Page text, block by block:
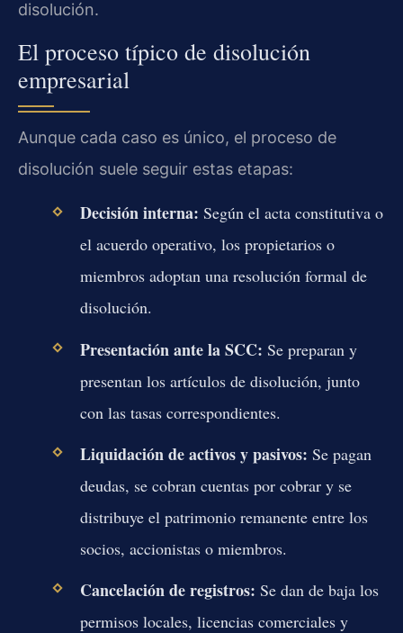
disolución.
El proceso típico de disolución
empresarial
Aunque cada caso es único, el proceso de
disolución suele seguir estas etapas:
Decisión interna: Según el acta constitutiva o
el acuerdo operativo, los propietarios o
miembros adoptan una resolución formal de
disolución.
Presentación ante la SCC: Se preparan y
presentan los artículos de disolución, junto
con las tasas correspondientes.
Liquidación de activos y pasivos: Se pagan
deudas, se cobran cuentas por cobrar y se
distribuye el patrimonio remanente entre los
socios, accionistas o miembros.
Cancelación de registros: Se dan de baja los
permisos locales, licencias comerciales y